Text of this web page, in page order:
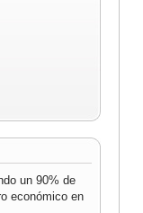
un 90% de
económico en